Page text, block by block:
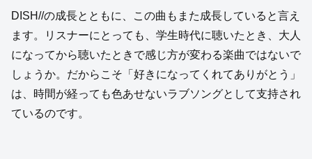
DISH//の成長とともに、この曲もまた成長していると言え
ます。リスナーにとっても、学生時代に聴いたとき、大人
になってから聴いたときで感じ方が変わる楽曲ではないで
しょうか。だからこそ「好きになってくれてありがとう」
は、時間が経っても色あせないラブソングとして支持され
ているのです。